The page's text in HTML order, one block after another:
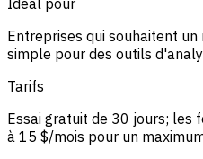
Idéal pour
Entreprises qui souhaitent
simple pour des outils
Tarifs
Essai gratuit de 30 jours; les
à 15 $/mois pour un